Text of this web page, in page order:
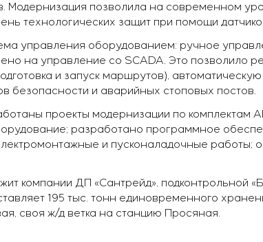
позволила на современном
технологических защит при помощи
управления оборудованием: ручное
на управление со SCADA. Это позволило
и запуск маршрутов),
безопасности и аварийных стоповых постов.
проекты модернизации по комплектам
разработано программное
и пусконаладочные работы;
компании ДП «Сантрейд», подконтрольной
195 тыс. тонн единовременного
своя ж/д ветка на станцию Просяная.